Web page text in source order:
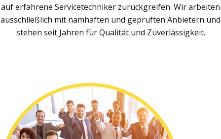
auf erfahrene Servicetechniker zurückgreifen. Wir arbeiten
ausschließlich mit namhaften und geprüften Anbietern und
stehen seit Jahren für Qualität und Zuverlässigkeit.